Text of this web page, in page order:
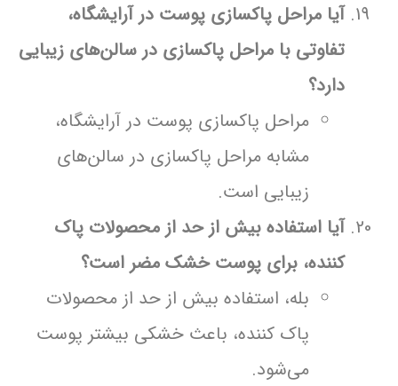
آیا مراحل پاکسازی پوست در آرایشگاه،
تفاوتی با مراحل پاکسازی در سالن‌های زیبایی
دارد؟
مراحل پاکسازی پوست در آرایشگاه،
مشابه مراحل پاکسازی در سالن‌های
زیبایی است.
آیا استفاده بیش از حد از محصولات پاک
کننده، برای پوست خشک مضر است؟
بله، استفاده بیش از حد از محصولات
پاک کننده، باعث خشکی بیشتر پوست
می‌شود.